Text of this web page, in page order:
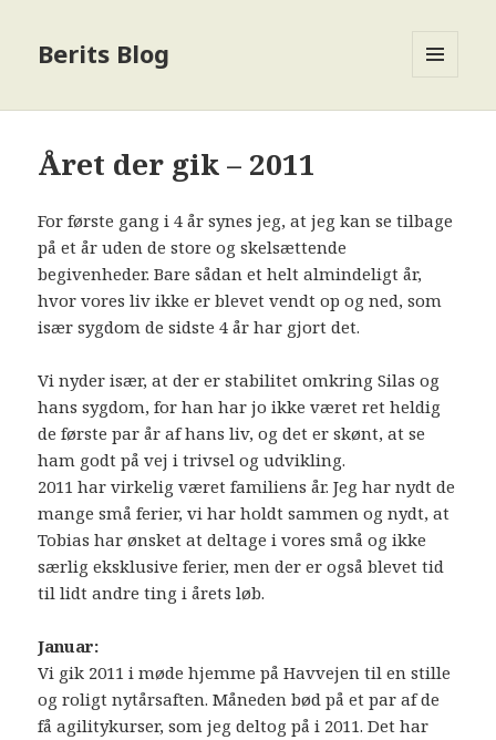
Berits Blog
Året der gik – 2011
For første gang i 4 år synes jeg, at jeg kan se tilbage
på et år uden de store og skelsættende
begivenheder. Bare sådan et helt almindeligt år,
hvor vores liv ikke er blevet vendt op og ned, som
især sygdom de sidste 4 år har gjort det.
Vi nyder især, at der er stabilitet omkring Silas og
hans sygdom, for han har jo ikke været ret heldig
de første par år af hans liv, og det er skønt, at se
ham godt på vej i trivsel og udvikling.
2011 har virkelig været familiens år. Jeg har nydt de
mange små ferier, vi har holdt sammen og nydt, at
Tobias har ønsket at deltage i vores små og ikke
særlig eksklusive ferier, men der er også blevet tid
til lidt andre ting i årets løb.
Januar:
Vi gik 2011 i møde hjemme på Havvejen til en stille
og roligt nytårsaften. Måneden bød på et par af de
få agilitykurser, som jeg deltog på i 2011. Det har